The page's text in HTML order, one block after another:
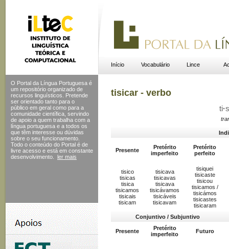
Início Vocabulário Lince
O Portal da Língua Portuguesa é
um repositório organizado de
recursos linguísticos. Pretende
ser orientado tanto para o
público em geral como para a
comunidade científica, servindo
de apoio a quem trabalha com a
língua portuguesa e a todos os
que têm interesse ou dúvidas
sobre o seu funcionamento.
Todo o conteúdo do Portal é de
livre acesso e está em constante
desenvolvimento.
ler mais
tisicar - verbo
ti·
Presente
Pretérito
imperfeito
Pretérito
perfeito
tisico
tisicas
tisica
tisicamos
tisicais
tisicam
tisicava
tisicavas
tisicava
tisicávamos
tisicáveis
tisicavam
tisiquei
tisicaste
tisicou
tisicamos /
tisicámos
tisicastes
tisicaram
Conjuntivo / Subjuntivo
Presente
Pretérito
imperfeito
Futuro